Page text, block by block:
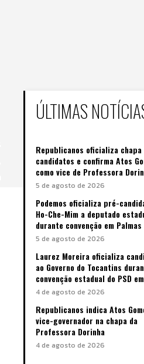
ÚLTIMAS
Republicanos oficializa
candidatos e confirma Atos
como vice de Professora
5 de agosto de 2026
Podemos oficializa pré-
Ho-Che-Mim a deputado
durante convenção em Palmas
5 de agosto de 2026
Laurez Moreira oficializa
ao Governo do Tocantins
convenção estadual do PSD
4 de agosto de 2026
Republicanos indica Atos
vice-governador na chapa da
Professora Dorinha
4 de agosto de 2026